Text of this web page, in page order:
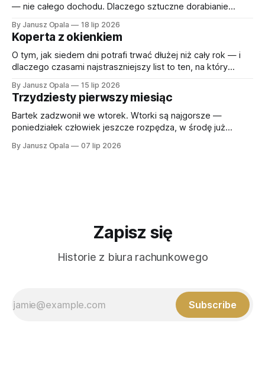
— nie całego dochodu. Dlaczego sztuczne dorabianie
pobrania.
By Janusz Opala 18 lip 2026
Koperta z okienkiem
O tym, jak siedem dni potrafi trwać dłużej niż cały rok — i
dlaczego czasami najstraszniejszy list to ten, na który
takie, które leżą na stole przez kwadrans, bo już samo
okienko adresowe mówi wszystko, co trzeba wiedzieć.
Pan Tomek
By Janusz Opala 15 lip 2026
Trzydziesty pierwszy miesiąc
Bartek zadzwonił we wtorek. Wtorki są najgorsze —
poniedziałek człowiek jeszcze rozpędza, w środę już
wszystkie listy, które w piątek udawałeś, że nie widzisz. —
By Janusz Opala 07 lip 2026
Zapisz się
Historie z biura rachunkowego
Subscribe